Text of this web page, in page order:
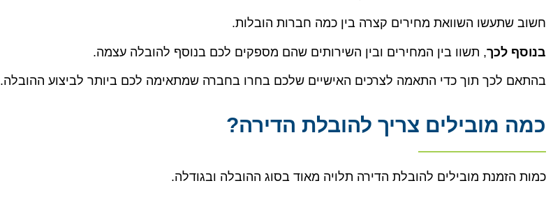
חשוב שתעשו השוואת מחירים קצרה בין כמה חברות הובלות.
בנוסף לכך, תשוו בין המחירים ובין השירותים שהם מספקים לכם בנוסף להובלה עצמה.
בהתאם לכך תוך כדי התאמה לצרכים האישיים שלכם בחרו בחברה שמתאימה לכם ביותר לביצוע ההובלה.
כמה מובילים צריך להובלת הדירה?
כמות הזמנת מובילים להובלת הדירה תלויה מאוד בסוג ההובלה ובגודלה.